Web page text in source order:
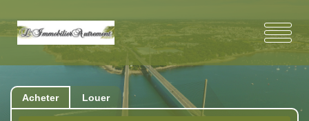
Acheter Louer